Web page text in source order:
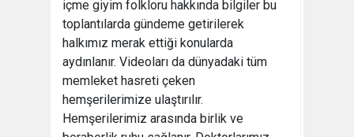
içme giyim folkloru hakkında bilgiler bu
toplantılarda gündeme getirilerek
halkımız merak ettiği konularda
aydınlanır. Videoları da dünyadaki tüm
memleket hasreti çeken
hemşerilerimize ulaştırılır.
Hemşerilerimiz arasında birlik ve